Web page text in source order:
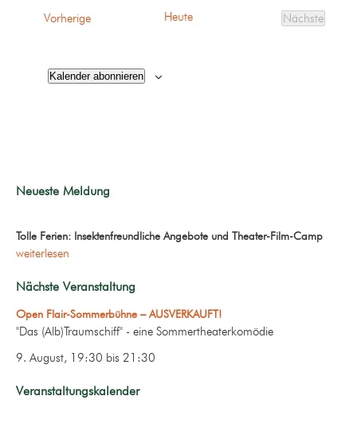
VorherigeVeranstaltungenHeute
Nächste
Kalender abonnieren
Neueste Meldung
Tolle Ferien: Insektenfreundliche Angebote und Theater-Film-Camp
weiterlesen
Nächste Veranstaltung
Open Flair-Sommerbühne – AUSVERKAUFT!
"Das (Alb)Traumschiff" - eine Sommertheaterkomödie
9. August, 19:30 bis 21:30
Veranstaltungskalender